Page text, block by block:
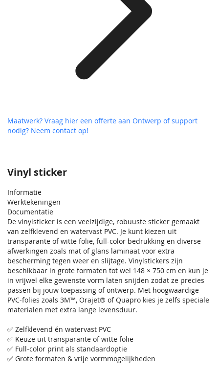
Vinyl sticker
Informatie
Werktekeningen
Documentatie
De vinylsticker is een veelzijdige, robuuste sticker gemaakt
van zelfklevend en watervast PVC. Je kunt kiezen uit
transparante of witte folie, full-color bedrukking en diverse
afwerkingen zoals mat of glans laminaat voor extra
bescherming tegen weer en slijtage. Vinylstickers zijn
beschikbaar in grote formaten tot wel 148 × 750 cm en kun je
in vrijwel elke gewenste vorm laten snijden zodat ze precies
passen bij jouw toepassing of ontwerp. Met hoogwaardige
PVC-folies zoals 3M™, Orajet® of Quapro kies je zelfs speciale
materialen met extra lange levensduur.
✅ Zelfklevend én watervast PVC
✅ Keuze uit transparante of witte folie
✅ Full-color print als standaardoptie
✅ Grote formaten & vrije vormmogelijkheden
Maatwerk? Vraag hier een offerte aan Ontwerp of support
nodig? Neem contact op!